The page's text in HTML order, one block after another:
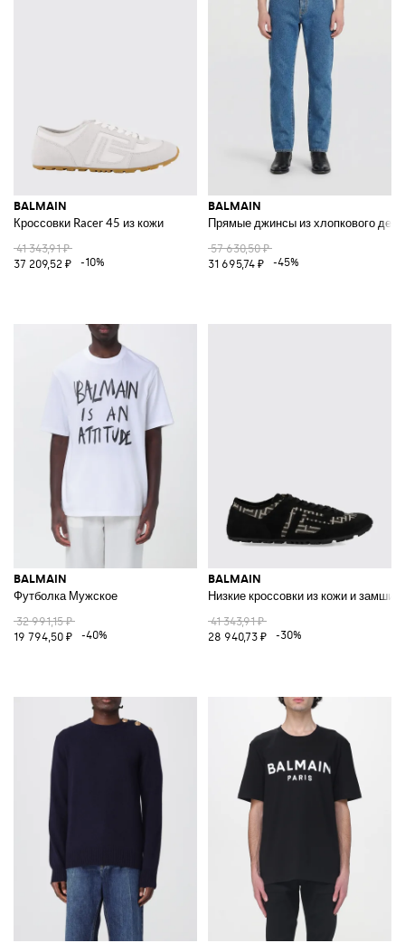
BALMAIN
Кроссовки Racer 45 из кожи
41 343,91 ₽
37 209,52 ₽
-10%
BALMAIN
Прямые джинсы из хлопкового
57 630,50 ₽
31 695,74 ₽
-45%
BALMAIN
Футболка Мужское
32 991,15 ₽
19 794,50 ₽
-40%
BALMAIN
Низкие кроссовки из кожи и замши
41 343,91 ₽
28 940,73 ₽
-30%